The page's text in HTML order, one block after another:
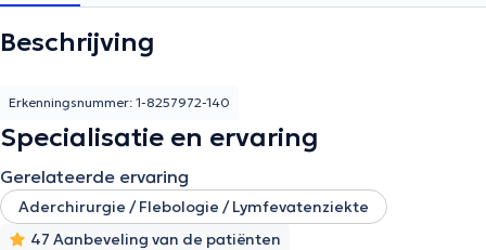
Beschrijving
Erkenningsnummer: 1-8257972-140
Specialisatie en ervaring
Gerelateerde ervaring
Aderchirurgie / Flebologie / Lymfevatenziekte
47 Aanbeveling van de patiënten